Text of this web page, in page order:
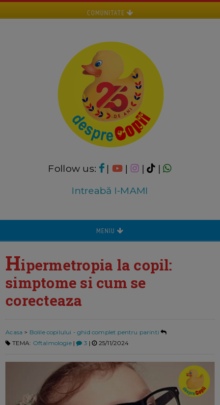
COMUNITATE
Follow us: | | |
|
Intreabă I-MAMI
MENIU
Hipermetropia la copil:
simptome si cum se
corecteaza
Acasa > Bolile copilului - ghid complet pentru parinti
TEMA: Oftalmologie| 3 | 25/11/2024